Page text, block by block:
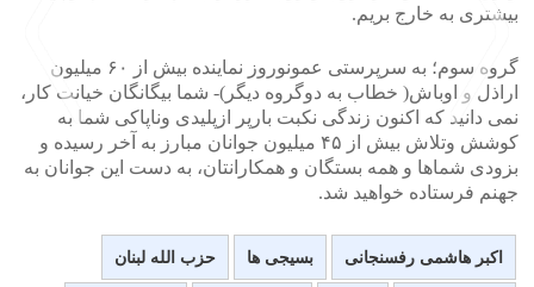
بیشتری به خارج بریم.
گروه سوم؛ به سرپرستی عمونوروز نماینده بیش از ۶۰ میلیون
اراذل و اوباش( خطاب به دوگروه دیگر)- شما بیگانگان خیانت کار،
نمی دانید که اکنون زندگی نکبت بارپر ازپلیدی وناپاکی شما به
کوشش وتلاش بیش از ۴۵ میلیون جوانان مبارز به آخر رسیده و
بزودی شماها و همه بستگان و همکارانتان، به دست این جوانان به
جهنم فرستاده خواهید شد.
اکبر هاشمی رفسنجانی بسیجی ها حزب الله لبنان
<
>